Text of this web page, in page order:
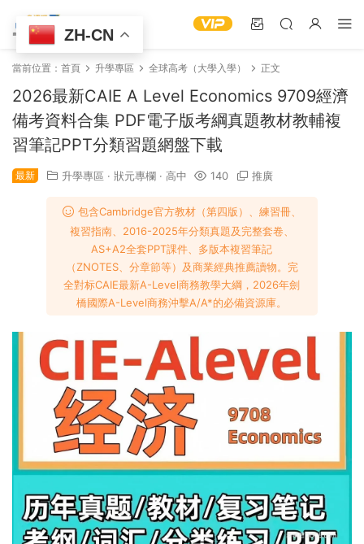
當前位置： 首頁 升學專區 全球高考（大學入學） 正文
2026最新CAIE A Level Economics 9709經濟
備考資料合集 PDF電子版考綱真題教材教輔複
習筆記PPT分類習題網盤下載
最新 升學專區 · 狀元專欄 · 高中 140 推廣
包含Cambridge官方教材（第四版）、練習冊、
複習指南、2016-2025年分類真題及完整套卷、
AS+A2全套PPT課件、多版本複習筆記
（ZNOTES、分章節等）及商業經典推薦讀物。完
全對标CAIE最新A-Level商務教學大綱，2026年劍
橋國際A-Level商務沖擊A/A*的必備資源庫。
ZH-CN